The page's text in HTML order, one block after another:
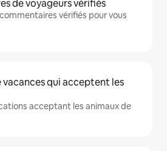
de voyageurs vérifiés
commentaires vérifiés pour vous
vacances qui acceptent les
acceptant les animaux de